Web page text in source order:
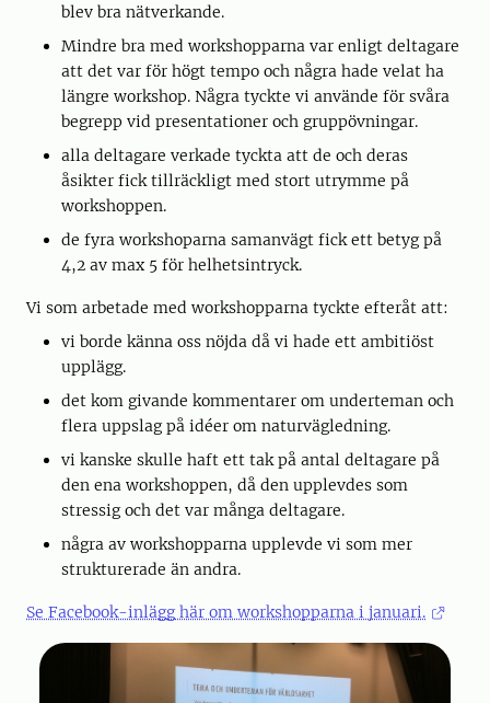
blev bra nätverkande.
Mindre bra med workshopparna var enligt deltagare
att det var för högt tempo och några hade velat ha
längre workshop. Några tyckte vi använde för svåra
begrepp vid presentationer och gruppövningar.
alla deltagare verkade tyckta att de och deras
åsikter fick tillräckligt med stort utrymme på
workshoppen.
de fyra workshoparna samanvägt fick ett betyg på
4,2 av max 5 för helhetsintryck.
Vi som arbetade med workshopparna tyckte efteråt att:
vi borde känna oss nöjda då vi hade ett ambitiöst
upplägg.
det kom givande kommentarer om underteman och
flera uppslag på idéer om naturvägledning.
vi kanske skulle haft ett tak på antal deltagare på
den ena workshoppen, då den upplevdes som
stressig och det var många deltagare.
några av workshopparna upplevde vi som mer
strukturerade än andra.
Se Facebook-inlägg här om workshopparna i januari.